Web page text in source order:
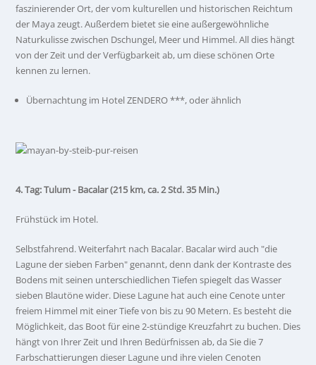
faszinierender Ort, der vom kulturellen und historischen Reichtum
der Maya zeugt. Außerdem bietet sie eine außergewöhnliche
Naturkulisse zwischen Dschungel, Meer und Himmel. All dies hängt
von der Zeit und der Verfügbarkeit ab, um diese schönen Orte
kennen zu lernen.
Übernachtung im Hotel ZENDERO ***, oder ähnlich
4. Tag: Tulum - Bacalar (215 km, ca. 2 Std. 35 Min.)
Frühstück im Hotel.
Selbstfahrend. Weiterfahrt nach Bacalar. Bacalar wird auch "die
Lagune der sieben Farben" genannt, denn dank der Kontraste des
Bodens mit seinen unterschiedlichen Tiefen spiegelt das Wasser
sieben Blautöne wider. Diese Lagune hat auch eine Cenote unter
freiem Himmel mit einer Tiefe von bis zu 90 Metern. Es besteht die
Möglichkeit, das Boot für eine 2-stündige Kreuzfahrt zu buchen. Dies
hängt von Ihrer Zeit und Ihren Bedürfnissen ab, da Sie die 7
Farbschattierungen dieser Lagune und ihre vielen Cenoten